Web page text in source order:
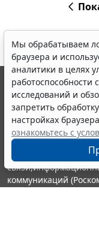
Мы обрабатываем
браузера и
аналитики в целях
работоспособности
исследований и
запретить
настройках
ознакомьтесь с
© ООО "НПП
выпускается с 1990
являются
информации ГАРАНТ.
Портал ГАРАНТ.РУ
издания
коммуникаций